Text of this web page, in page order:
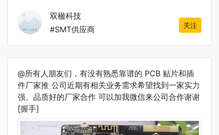
双楹科技
#SMT供应商
关注
@所有人朋友们，有没有熟悉靠谱的 PCB 贴片和插
件厂家推 公司近期有相关业务需求希望找到一家实力
强、品质好的厂家合作 可以加我微信来公司合作谢谢
[握手]